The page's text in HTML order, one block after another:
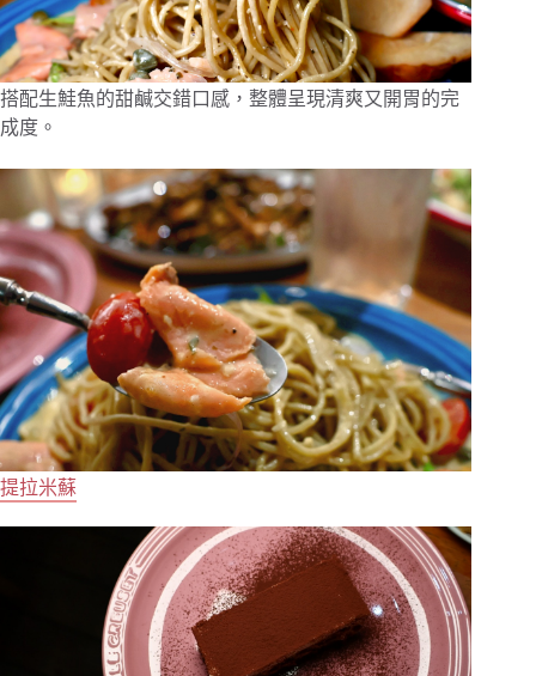
搭配生鮭魚的甜鹹交錯口感，整體呈現清爽又開胃的完
成度。
提拉米蘇